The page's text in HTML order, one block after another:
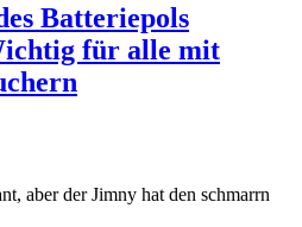
Batteriepols
für alle mit
aber der Jimny hat den schmarrn